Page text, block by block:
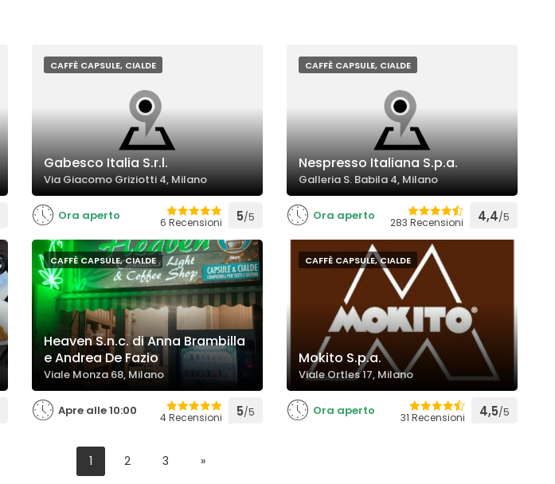
CAFFÈ CAPSULE, CIALDE
Gabesco Italia S.r.l.
Via Giacomo Griziotti 4, Milano
Ora aperto 6 Recensioni 5/5
CAFFÈ CAPSULE, CIALDE
Nespresso Italiana S.p.a.
Galleria S. Babila 4, Milano
Ora aperto 283 Recensioni 4,4/5
CAFFÈ CAPSULE, CIALDE
Heaven S.n.c. di Anna Brambilla
e Andrea De Fazio
Viale Monza 68, Milano
Apre alle 10:00 4 Recensioni 5/5
CAFFÈ CAPSULE, CIALDE
Mokito S.p.a.
Viale Ortles 17, Milano
Ora aperto 31 Recensioni 4,5/5
1 2 3 »